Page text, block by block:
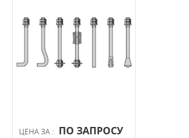
ЦЕНА ЗА : ПО ЗАПРОСУ